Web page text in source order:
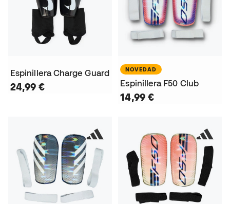
Espinillera Charge Guard
24,99 €
NOVEDAD
Espinillera F50 Club
14,99 €